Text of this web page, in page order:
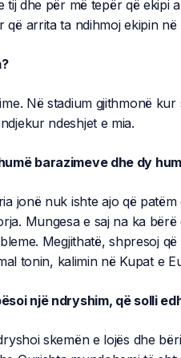
dhe për më tepër që ekipi
që arrita ta ndihmoj ekipin
Në stadium gjithmonë
ndeshjet e mia.
barazimeve dhe dy
jonë nuk ishte ajo që
Mungesa e saj na ka bërë
Megjithatë, shpresoj
tonin, kalimin në Kupat e
një ndryshim, që solli
skemën e lojës dhe